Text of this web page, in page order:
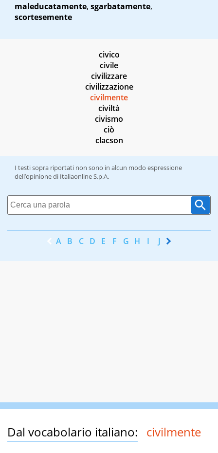
maleducatamente, sgarbatamente,
scortesemente
civico
civile
civilizzare
civilizzazione
civilmente
civiltà
civismo
ciò
clacson
I testi sopra riportati non sono in alcun modo espressione
dell’opinione di Italiaonline S.p.A.
A B C D E F G H I J K
Dal vocabolario italiano: civilmente